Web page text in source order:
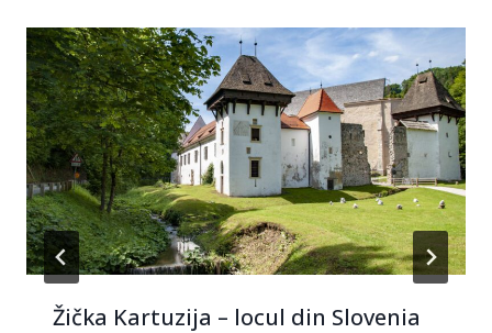
Žička Kartuzija – locul din Slovenia